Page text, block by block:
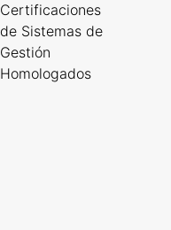
Certificaciones
de Sistemas de
Gestión
Homologados